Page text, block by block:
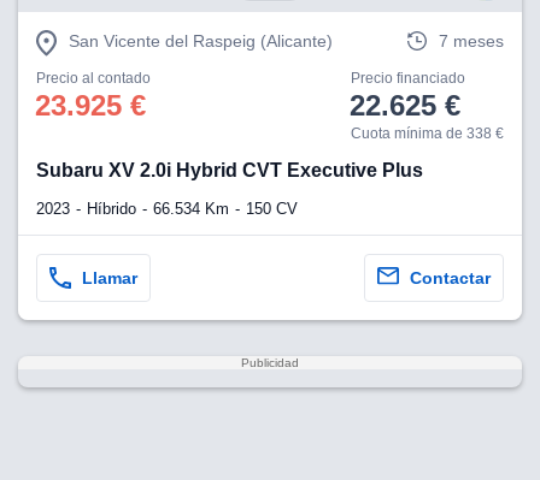
San Vicente del Raspeig (Alicante) 7 meses
Precio al contado
23.925 €
Precio financiado
22.625 €
Cuota mínima de 338 €
Subaru XV 2.0i Hybrid CVT Executive Plus
2023 Híbrido 66.534 Km 150 CV
Llamar Contactar